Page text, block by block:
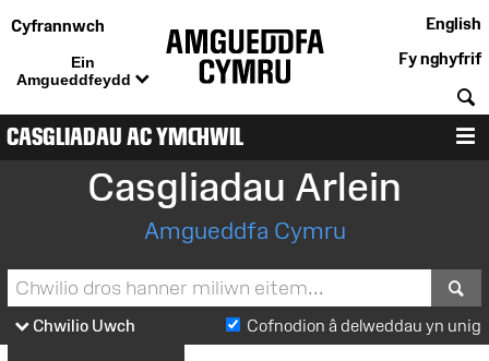
Cyfrannwch
Ein
Amgueddfeydd
English
Fy nghyfrif
CASGLIADAU AC YMCHWIL
Casgliadau Arlein
Amgueddfa Cymru
Chwilio Uwch Cofnodion â delweddau yn unig